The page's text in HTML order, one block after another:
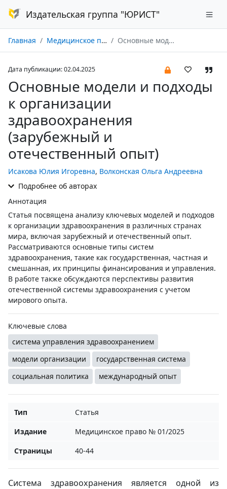
Издательская группа "ЮРИСТ"
Главная Медицинское право № 01/2025 Основные модели и подходы к организации здравоохранения (зарубежный и отечественный опыт)
Дата публикации: 02.04.2025
Основные модели и подходы
к организации
здравоохранения
(зарубежный и
отечественный опыт)
Исакова Юлия Игоревна, Волконская Ольга Андреевна
Подробнее об авторах
Аннотация
Статья посвящена анализу ключевых моделей и подходов
к организации здравоохранения в различных странах
мира, включая зарубежный и отечественный опыт.
Рассматриваются основные типы систем
здравоохранения, такие как государственная, частная и
смешанная, их принципы финансирования и управления.
В работе также обсуждаются перспективы развития
отечественной системы здравоохранения с учетом
мирового опыта.
Ключевые слова
система управления здравоохранением
модели организации
государственная система
социальная политика
международный опыт
Тип
Статья
Издание
Медицинское право № 01/2025
Страницы
40-44
Система здравоохранения является одной из